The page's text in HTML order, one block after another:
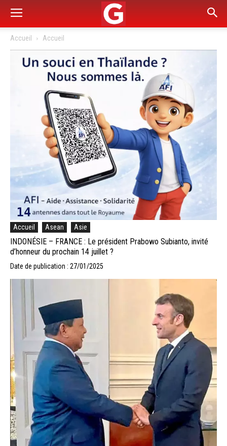
Accueil Accueil
Accueil Asean Asie
INDONÉSIE – FRANCE : Le président Prabowo Subianto, invité
d’honneur du prochain 14 juillet ?
Date de publication : 27/01/2025